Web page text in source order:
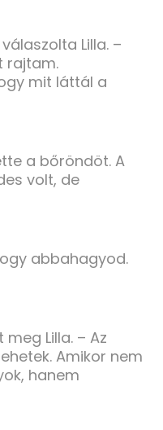
Lilla. –
rajtam.
mit láttál a
a bőröndöt. A
volt, de
abbahagyod.
Lilla. – Az
Amikor nem
hanem